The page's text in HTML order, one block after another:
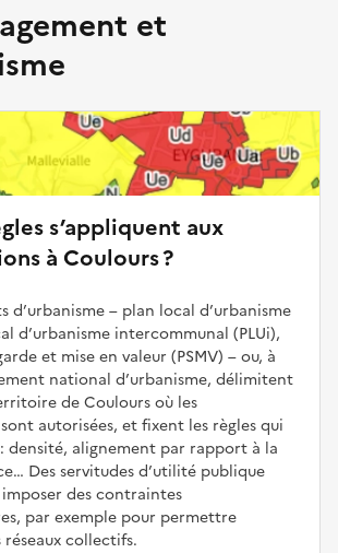
et
s’appliquent aux
à Coulours ?
d’urbanisme – plan local d’urbanisme
d’urbanisme intercommunal (PLUi),
et mise en valeur (PSMV) – ou, à
national d’urbanisme, délimitent
de Coulours où les
autorisées, et fixent les règles qui
densité, alignement par rapport à la
Des servitudes d’utilité publique
imposer des contraintes
par exemple pour permettre
réseaux collectifs.